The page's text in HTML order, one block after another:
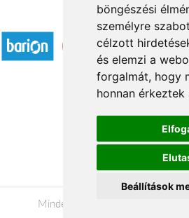
böngészési
személyre
célzott
és elemzi a
forgalmát, hogy
honnan
Beállítások
Elfogadott fizetési
Á.SZ.F.
Impresszum
Adatkezelési
Minden jog fenntartva © 2026 |